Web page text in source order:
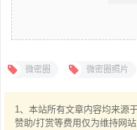
微密圈 微密圈照片
1、本站所有文章内容均来源
赞助/打赏等费用仅为维持网